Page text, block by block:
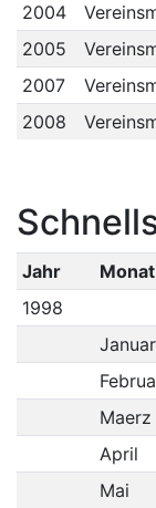
2004
2005
2007
2008
Jahr Monat
1998
Januar
Maerz
April
Mai